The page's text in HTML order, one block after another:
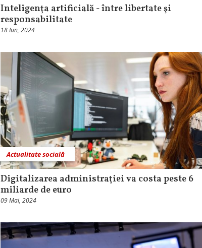
Inteligenţa artificială - între libertate şi
responsabilitate
18 Iun, 2024
Actualitate socială
Digitalizarea administraţiei va costa peste 6
miliarde de euro
09 Mai, 2024